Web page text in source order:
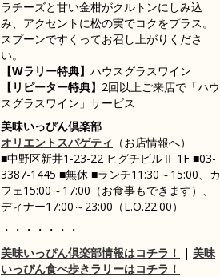
ラチーズと甘い金柑がクルトンにしみ込
み、アクセントに松の実でコクをプラス。
スプーンですくってお召し上がりくださ
い。
【Wラリー特典】 ハウスグラスワイン
【リピーター特典】 2回以上ご来店で「ハウ
スグラスワイン」サービス
美味いっぴん倶楽部
オリエントスパゲティ （お店情報へ）
■中野区新井1-23-22 ヒグチビルⅡ 1F ■03-
3387-1445 ■無休 ■ランチ11:30～15:00、カ
フェ15:00～17:00（お食事もできます）、
ディナー17:00～23:00（L.O.22:00）
・・・・・・・
美味いっぴん倶楽部情報はコチラ！
| 美味
いっぴん食べ歩きラリーはコチラ！